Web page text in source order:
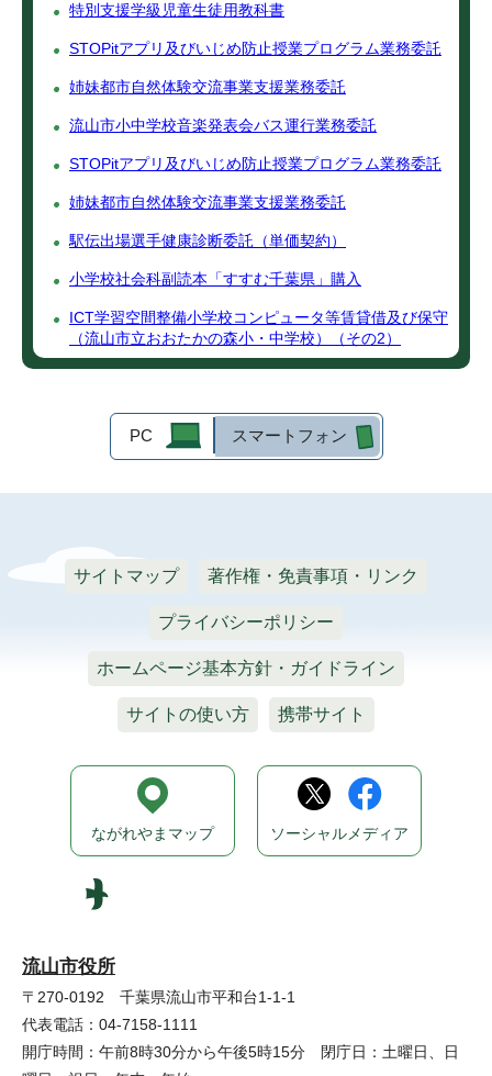
特別支援学級児童生徒用教科書
STOPitアプリ及びいじめ防止授業プログラム業務委託
姉妹都市自然体験交流事業支援業務委託
流山市小中学校音楽発表会バス運行業務委託
STOPitアプリ及びいじめ防止授業プログラム業務委託
姉妹都市自然体験交流事業支援業務委託
駅伝出場選手健康診断委託（単価契約）
小学校社会科副読本「すすむ千葉県」購入
ICT学習空間整備小学校コンピュータ等賃貸借及び保守
（流山市立おおたかの森小・中学校）（その2）
PC スマートフォン
サイトマップ 著作権・免責事項・リンク
プライバシーポリシー
ホームページ基本方針・ガイドライン
サイトの使い方 携帯サイト
流山市役所
〒270-0192 千葉県流山市平和台1-1-1
代表電話：04-7158-1111
開庁時間：午前8時30分から午後5時15分 閉庁日：土曜日、日
ながれやまマップ ソーシャルメディア